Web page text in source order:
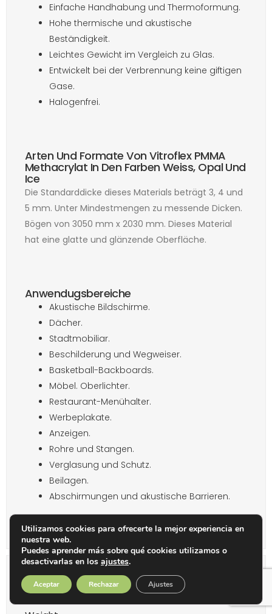
Einfache Handhabung und Thermoformung.
Hohe thermische und akustische
Beständigkeit.
Leichtes Gewicht im Vergleich zu Glas.
Entwickelt bei der Verbrennung keine giftigen
Gase.
Halogenfrei.
Arten Und Formate Von Vitroflex PMMA
Methacrylat In Den Farben Weiss, Opal Und
Ice
Die Standarddicke dieses Materials beträgt 3, 4 und
5 mm. Unter Mindestmengen zu messende Dicken.
Bögen von 3050 mm x 2030 mm. Dieses Material
hat eine glatte und glänzende Oberfläche.
Anwendugsbereiche
Akustische Bildschirme.
Dächer.
Stadtmobiliar.
Beschilderung und Wegweiser.
Basketball-Backboards.
Möbel. Oberlichter.
Restaurant-Menühalter.
Werbeplakate.
Anzeigen.
Rohre und Stangen.
Verglasung und Schutz.
Beilagen.
Abschirmungen und akustische Barrieren.
Additional information
Information
Utilizamos cookies para ofrecerte la mejor experiencia en
nuestra web.
Puedes aprender más sobre qué cookies utilizamos o
desactivarlas en los ajustes.
Aceptar Rechazar Ajustes